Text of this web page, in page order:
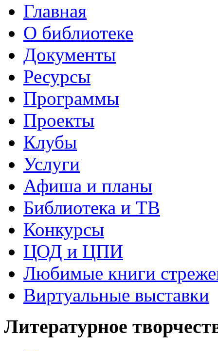
Главная
О библиотеке
Документы
Ресурсы
Программы
Проекты
Клубы
Услуги
Афиша и планы
Библиотека и ТВ
Конкурсы
ЦОД и ЦПИ
Любимые книги
Виртуальные выставки
Литературное